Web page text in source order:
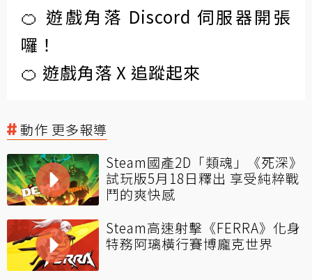
🍊 遊戲角落 Discord 伺服器開張
囉！
🍊 遊戲角落 X 追蹤起來
動作 更多報導
Steam國產2D「類魂」《死深》
試玩版5月18日釋出 享受純粹戰
鬥的爽快感
Steam高速射擊《FERRA》化身
特務阿璃橫行賽博龐克世界